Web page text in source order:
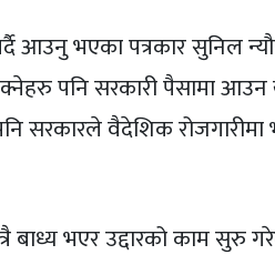
आउनु भएका पत्रकार सुनिल
पनि सरकारी पैसामा
वैदेशिक रोजगारीमा
बाध्य भएर उद्दारको काम